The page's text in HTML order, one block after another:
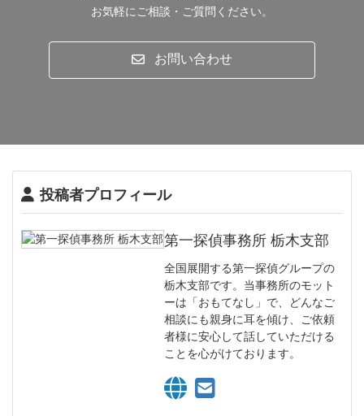
益子町 茂木町
日光市 大田原市 那須塩原市
那須町 矢板市
那須烏山市 那珂川町 高根沢町
お気軽にご相談・ご質問ください。
お問い合わせ
投稿者プロフィール
第一探偵事務所 栃木支部
全国展開する第一探偵グループの
栃木支部です。当事務所のモット
ーは「おもてなし」で、どんなご
相談にも親身に耳を傾け、ご依頼
者様に安心して話していただける
ことを心がけております。